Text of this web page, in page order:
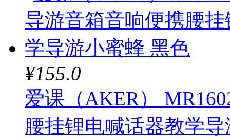
¥155.0
爱课（AKER）
腰挂锂电喊话器教学